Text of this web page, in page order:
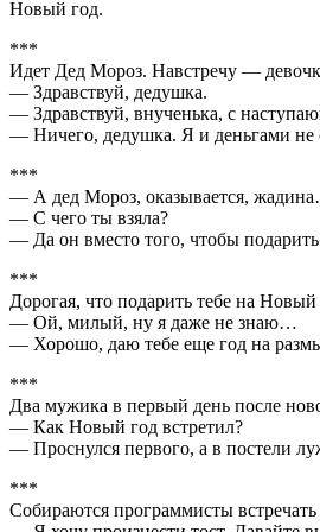
Новый год.
***
Идет Дед Мороз. Навстречу —
— Здравствуй, дедушка.
— Здравствуй, внученька, с
— Ничего, дедушка. Я и деньгами не
***
— А дед Мороз, оказывается,
— С чего ты взяла?
— Да он вместо того, чтобы
***
Дорогая, что подарить тебе на Новый
— Ой, милый, ну я даже не знаю…
— Хорошо, даю тебе еще год на
***
Два мужика в первый день после
— Как Новый год встретил?
— Проснулся первого, а в постели
***
Собиpаются пpогpаммисты